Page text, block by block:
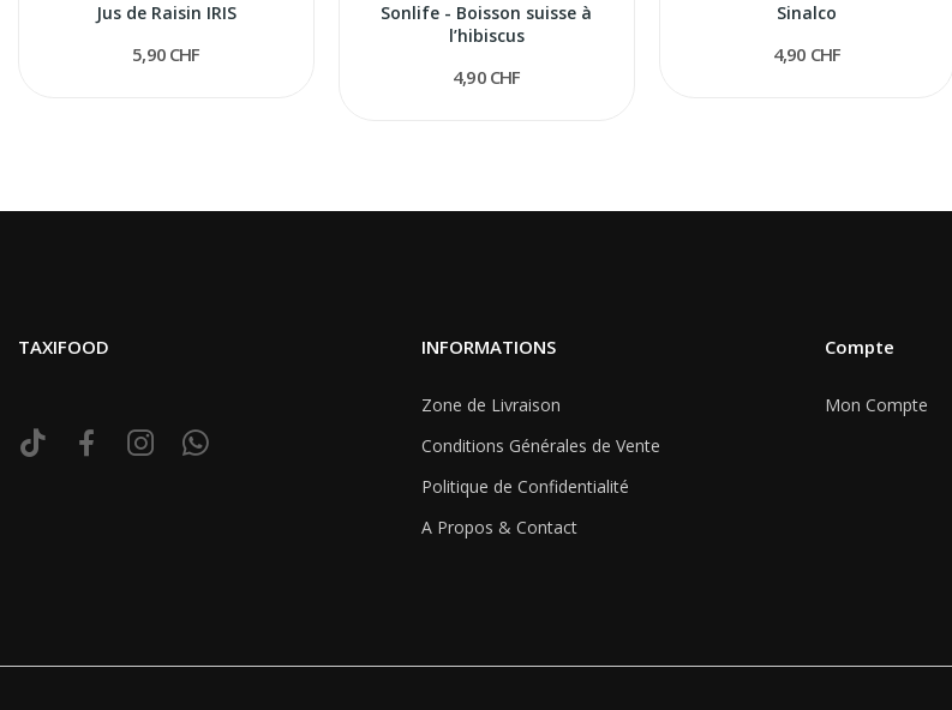
Jus de Raisin IRIS
5,90 CHF
Sonlife - Boisson suisse à
l’hibiscus
4,90 CHF
Sinalco
4,90 CHF
TAXIFOOD INFORMATIONS
Zone de Livraison
Conditions Générales de Vente
Politique de Confidentialité
A Propos & Contact
Compte
Mon Compte